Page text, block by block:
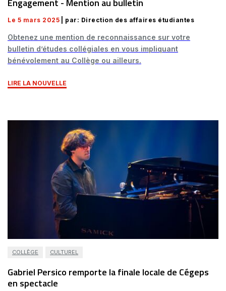
Engagement - Mention au bulletin
Le 5 mars 2025 | par: Direction des affaires étudiantes
Obtenez une mention de reconnaissance sur votre
bulletin d’études collégiales en vous impliquant
bénévolement au Collège ou ailleurs.
LIRE LA NOUVELLE
COLLÈGE CULTUREL
Gabriel Persico remporte la finale locale de Cégeps
en spectacle